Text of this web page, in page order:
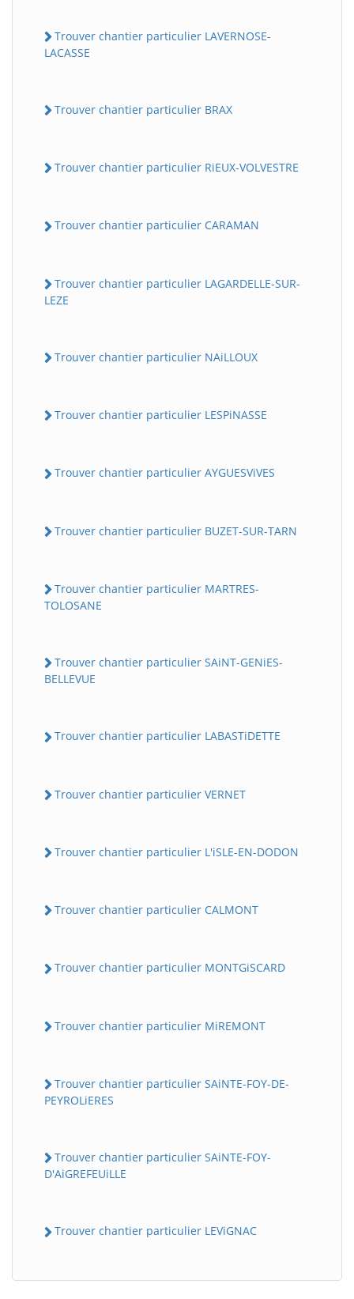
Trouver chantier particulier LAVERNOSE-
LACASSE
Trouver chantier particulier BRAX
Trouver chantier particulier RiEUX-VOLVESTRE
Trouver chantier particulier CARAMAN
Trouver chantier particulier LAGARDELLE-SUR-
LEZE
Trouver chantier particulier NAiLLOUX
Trouver chantier particulier LESPiNASSE
Trouver chantier particulier AYGUESViVES
Trouver chantier particulier BUZET-SUR-TARN
Trouver chantier particulier MARTRES-
TOLOSANE
Trouver chantier particulier SAiNT-GENiES-
BELLEVUE
Trouver chantier particulier LABASTiDETTE
Trouver chantier particulier VERNET
Trouver chantier particulier L'iSLE-EN-DODON
Trouver chantier particulier CALMONT
Trouver chantier particulier MONTGiSCARD
Trouver chantier particulier MiREMONT
Trouver chantier particulier SAiNTE-FOY-DE-
PEYROLiERES
Trouver chantier particulier SAiNTE-FOY-
D'AiGREFEUiLLE
Trouver chantier particulier LEViGNAC